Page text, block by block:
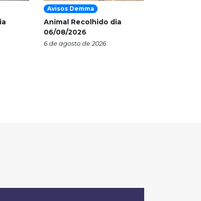
Avisos Demma
Animal Recolhido dia
06/08/2026
6 de agosto de 2026